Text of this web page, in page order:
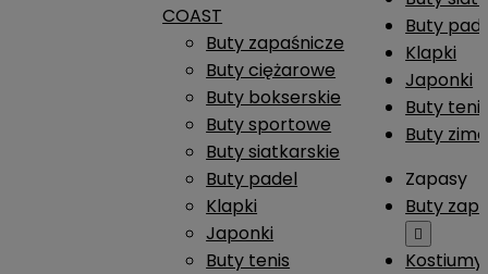
COAST
Buty zapaśnicze
Buty ciężarowe
Buty bokserskie
Buty sportowe
Buty siatkarskie
Buty padel
Klapki
Japonki
Buty tenis
Buty
Klapki
Japonki
Buty
Buty
Zapasy
Buty

Kostiumy